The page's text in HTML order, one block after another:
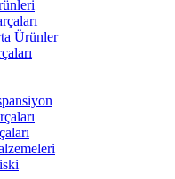
Ürünler